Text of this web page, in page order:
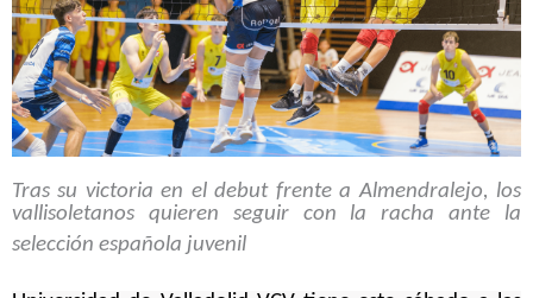
Tras su victoria en el debut frente a Almendralejo, los
vallisoletanos quieren seguir con la racha ante la
selección española juvenil